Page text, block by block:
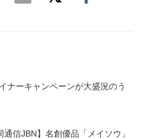
ナーキャンペーンが大盛況のう
信JBN】名創優品「メイソウ」